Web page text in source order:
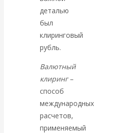
экономист
Валентин
Катасонов
считает, что
кризис в
банковской
деталью
был
клиринговый
рубль.
Валютный
клиринг–
способ
международных
расчетов,
применяемый